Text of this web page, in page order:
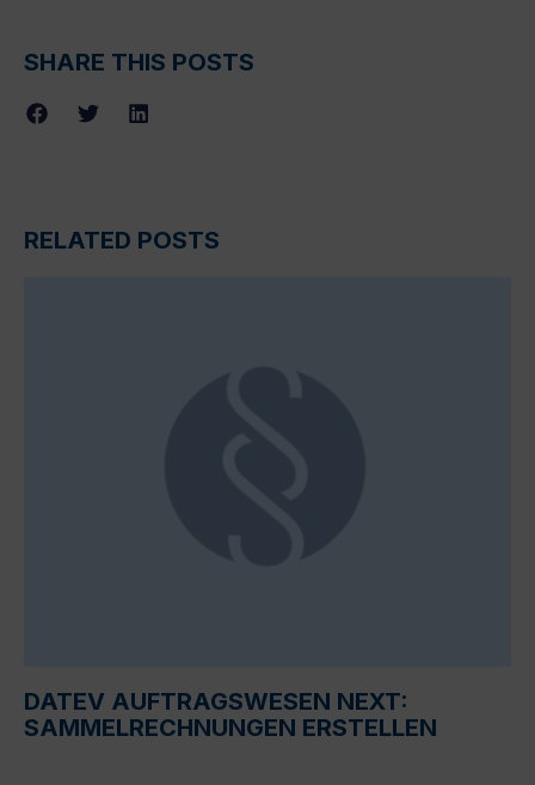
SHARE THIS POSTS
RELATED POSTS
DATEV AUFTRAGSWESEN NEXT:
SAMMELRECHNUNGEN ERSTELLEN